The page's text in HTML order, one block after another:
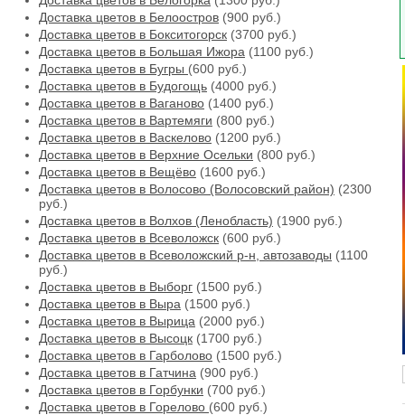
Доставка цветов в Белоостров (900 руб.)
Доставка цветов в Бокситогорск (3700 руб.)
Доставка цветов в Большая Ижора (1100 руб.)
Доставка цветов в Бугры (600 руб.)
Доставка цветов в Будогощь (4000 руб.)
Доставка цветов в Ваганово (1400 руб.)
Доставка цветов в Вартемяги (800 руб.)
Доставка цветов в Васкелово (1200 руб.)
Доставка цветов в Верхние Осельки (800 руб.)
Доставка цветов в Вещёво (1600 руб.)
Доставка цветов в Волосово (Волосовский район) (2300
руб.)
Доставка цветов в Волхов (Ленобласть) (1900 руб.)
Доставка цветов в Всеволожск (600 руб.)
Доставка цветов в Всеволожский р-н, автозаводы (1100
руб.)
Доставка цветов в Выборг (1500 руб.)
Доставка цветов в Выра (1500 руб.)
Доставка цветов в Вырица (2000 руб.)
Доставка цветов в Высоцк (1700 руб.)
Доставка цветов в Гарболово (1500 руб.)
Доставка цветов в Гатчина (900 руб.)
Доставка цветов в Горбунки (700 руб.)
Доставка цветов в Горелово (600 руб.)